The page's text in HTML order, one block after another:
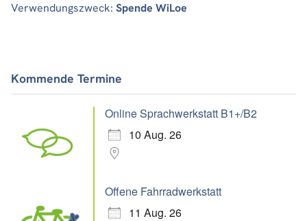
Verwendungszweck: Spende WiLoe
Kommende Termine
Online Sprachwerkstatt B1+/B2
10 Aug. 26
Offene Fahrradwerkstatt
11 Aug. 26